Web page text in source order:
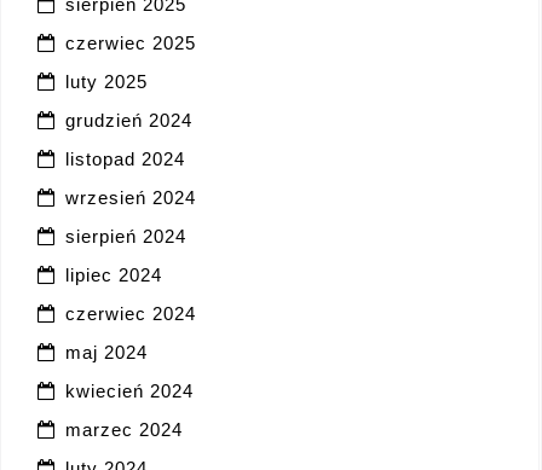
sierpień 2025
czerwiec 2025
luty 2025
grudzień 2024
listopad 2024
wrzesień 2024
sierpień 2024
lipiec 2024
czerwiec 2024
maj 2024
kwiecień 2024
marzec 2024